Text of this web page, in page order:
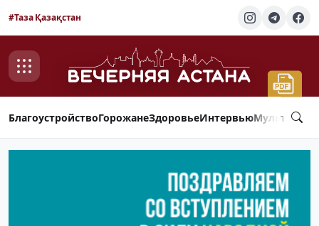
#Таза Қазақстан
БлагоустройствоГорожанеЗдоровьеИнтервью